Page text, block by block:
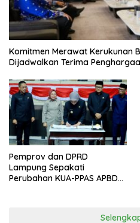
Komitmen Merawat Kerukunan
Dijadwalkan Terima
Pemprov dan DPRD
Lampung Sepakati
Perubahan KUA-PPAS APBD